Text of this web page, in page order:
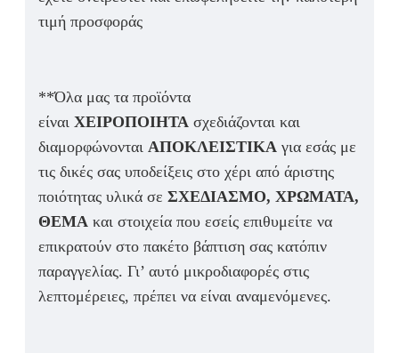
τιμή προσφοράς
**Όλα μας τα προϊόντα
είναι ΧΕΙΡΟΠΟΙΗΤΑ σχεδιάζονται και
διαμορφώνονται ΑΠΟΚΛΕΙΣΤΙΚΑ για εσάς με
τις δικές σας υποδείξεις στο χέρι από άριστης
ποιότητας υλικά σε ΣΧΕΔΙΑΣΜΟ, ΧΡΩΜΑΤΑ,
ΘΕΜΑ και στοιχεία που εσείς επιθυμείτε να
επικρατούν στο πακέτο βάπτιση σας κατόπιν
παραγγελίας. Γι’ αυτό μικροδιαφορές στις
λεπτομέρειες, πρέπει να είναι αναμενόμενες.